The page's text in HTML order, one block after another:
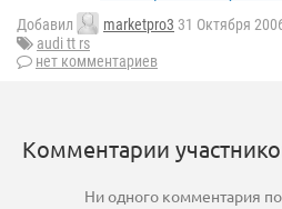
Добавил marketpro3 31 Октября
audi tt rs
нет комментариев
Комментарии
Ни одного комментария